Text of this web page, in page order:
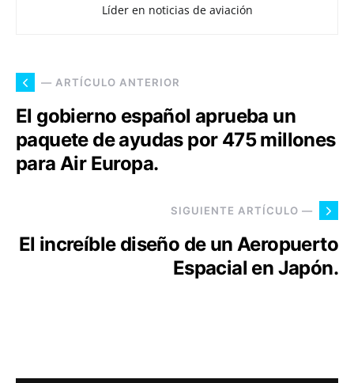
Líder en noticias de aviación
— ARTÍCULO ANTERIOR
El gobierno español aprueba un
paquete de ayudas por 475 millones
para Air Europa.
SIGUIENTE ARTÍCULO —
El increíble diseño de un Aeropuerto
Espacial en Japón.